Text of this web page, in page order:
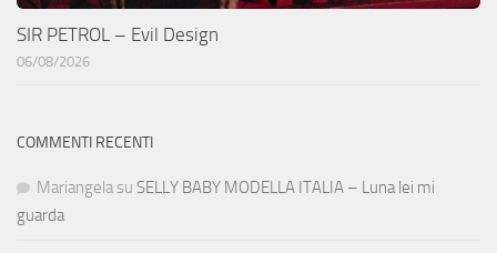
SIR PETROL – Evil Design
06/08/2026
COMMENTI RECENTI
Mariangela su SELLY BABY MODELLA ITALIA – Luna lei mi
guarda